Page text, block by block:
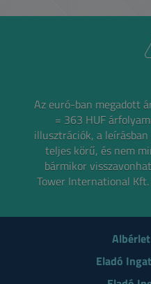
Az euró-ban megadott
= 363 HUF
illusztrációk, a
teljes körű, és nem
bármikor
Tower International
Eladó